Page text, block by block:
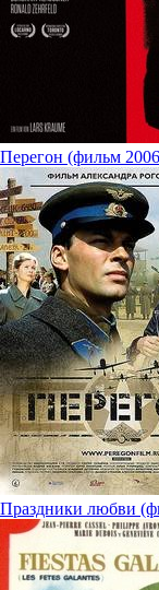
Перегон (фильм
Праздники любви